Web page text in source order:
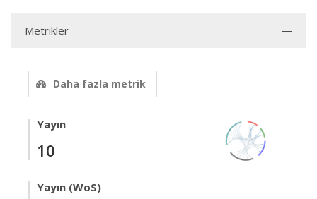
Metrikler
Daha fazla metrik
Yayın
10
Yayın (WoS)